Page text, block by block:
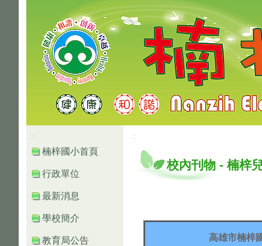
高雄市楠梓區楠梓國小
:::
楠梓國小首頁
行政單位
最新消息
學校簡介
教育局公告
:::
校內刊物 - 楠梓
高雄市楠梓